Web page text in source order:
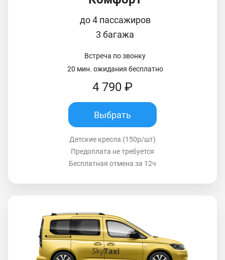
до 4 пассажиров
3 багажа
Встреча по звонку
20 мин. ожидания бесплатно
4 790 ₽
Выбрать
Детские кресла (150р/шт)
Предоплата не требуется
Бесплатная отмена за 12ч